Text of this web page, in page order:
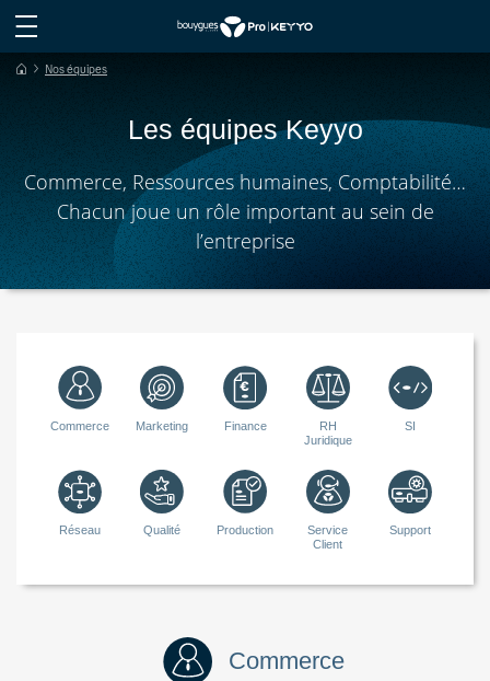
Nos équipes
Les équipes Keyyo
Commerce, Ressources humaines, Comptabilité…
Chacun joue un rôle important au sein de
l’entreprise
Commerce Marketing Finance
RH
Juridique
SI
Réseau Qualité Production
Service
Client
Support
Commerce